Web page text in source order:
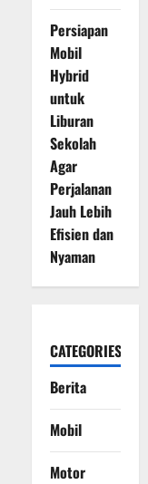
Persiapan
Mobil
Hybrid
untuk
Liburan
Sekolah
Agar
Perjalanan
Jauh Lebih
Efisien dan
Nyaman
CATEGORIES
Berita
Mobil
Motor